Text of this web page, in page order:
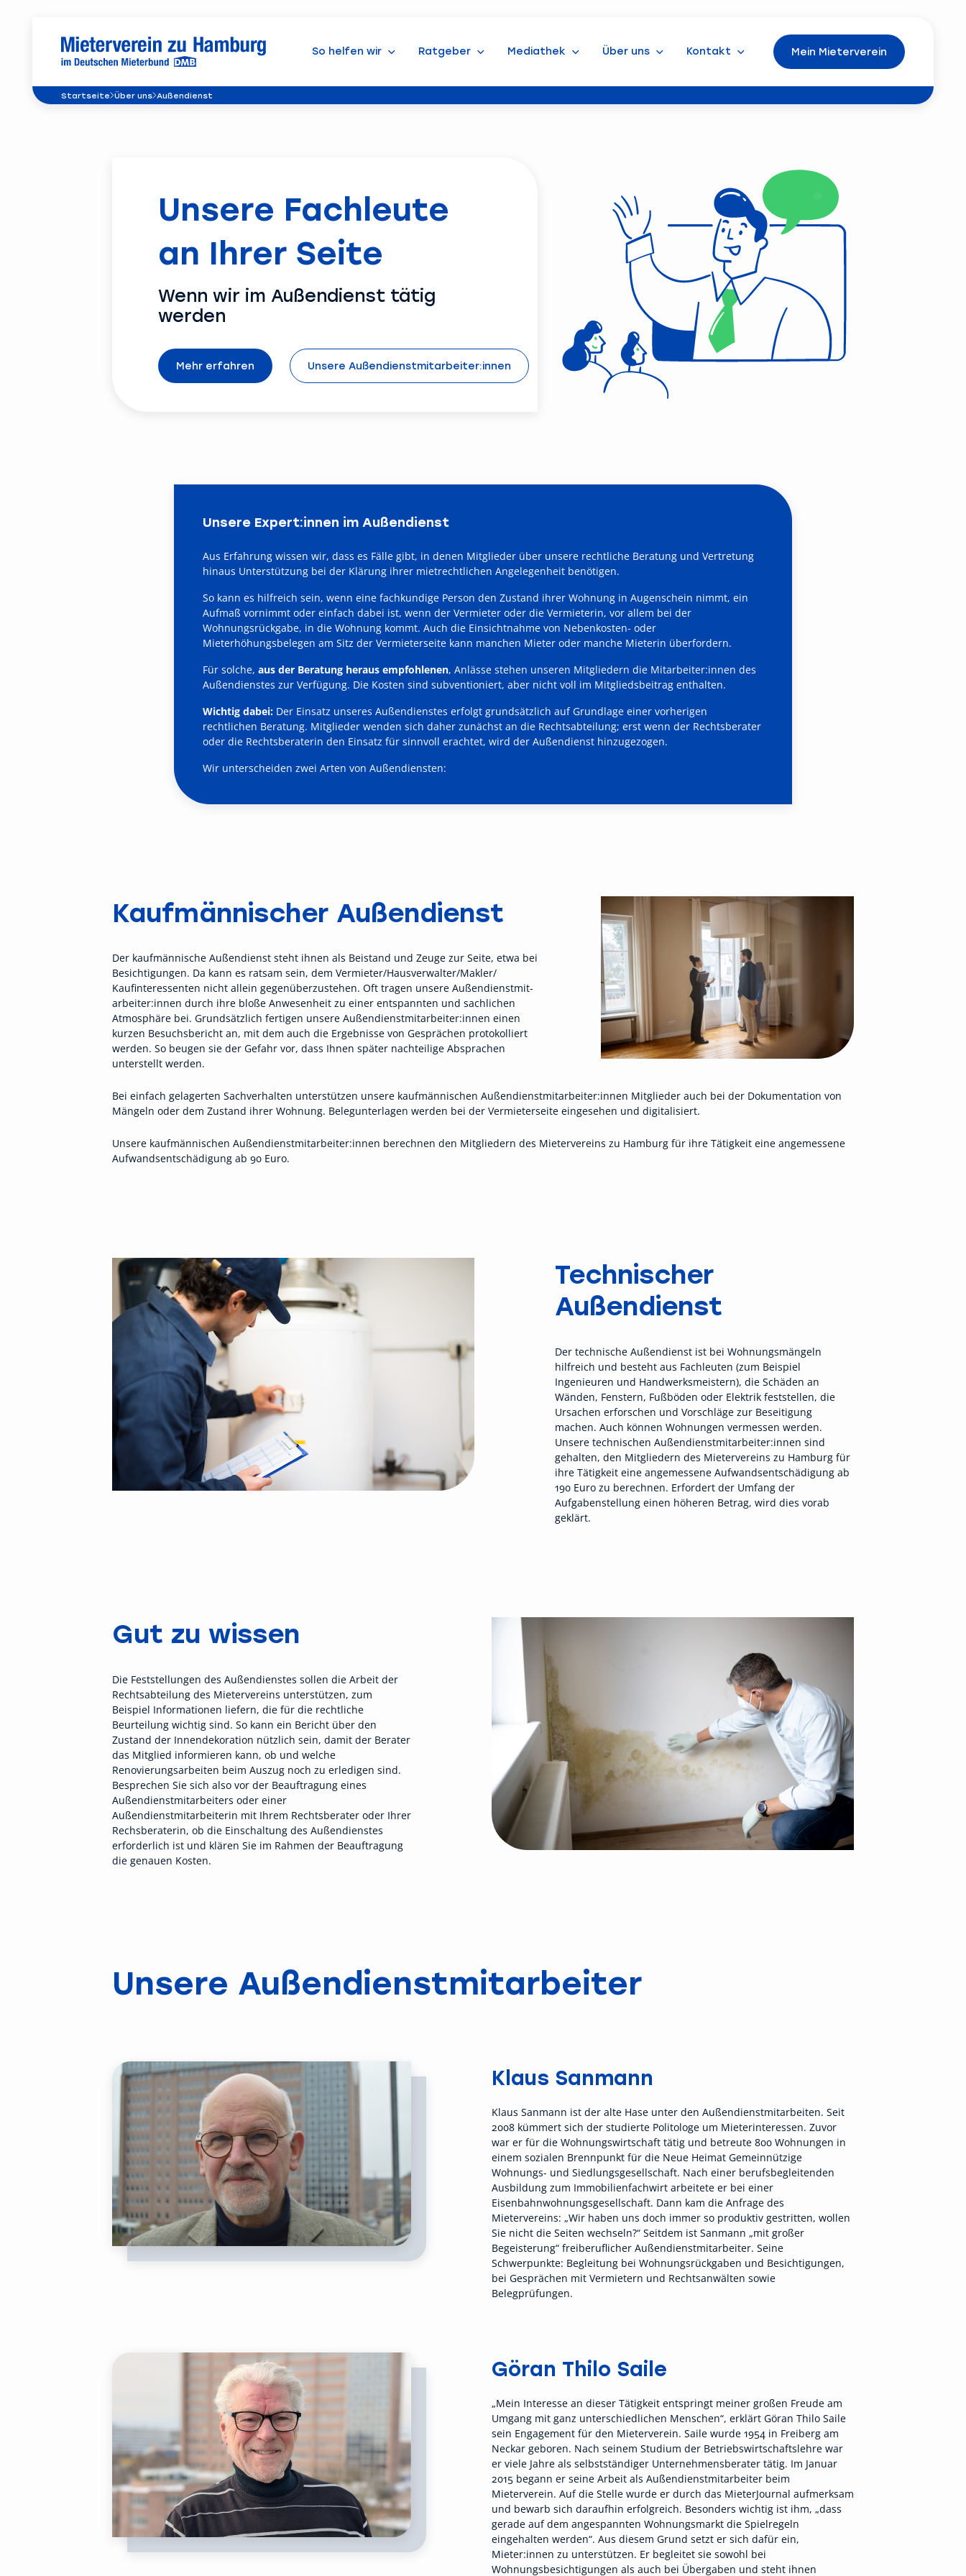
So helfen wir Ratgeber Mediathek Über uns Kontakt Mein Mieterverein
Startseite Über uns Außendienst
Unsere Fachleute
an Ihrer Seite
Wenn wir im Außendienst tätig
werden
Mehr erfahren Unsere Außendienstmitarbeiter:innen
Unsere Expert:innen im Außendienst
Aus Erfahrung wissen wir, dass es Fälle gibt, in denen Mitglieder über unsere rechtliche Beratung und Vertretung
hinaus Unterstützung bei der Klärung ihrer mietrechtlichen Angelegenheit benötigen.
So kann es hilfreich sein, wenn eine fachkundige Person den Zustand ihrer Wohnung in Augenschein nimmt, ein
Aufmaß vornimmt oder einfach dabei ist, wenn der Vermieter oder die Vermieterin, vor allem bei der
Wohnungsrückgabe, in die Wohnung kommt. Auch die Einsichtnahme von Nebenkosten- oder
Mieterhöhungsbelegen am Sitz der Vermieterseite kann manchen Mieter oder manche Mieterin überfordern.
Für solche, aus der Beratung heraus empfohlenen, Anlässe stehen unseren Mitgliedern die Mitarbeiter:innen des
Außendienstes zur Verfügung. Die Kosten sind subventioniert, aber nicht voll im Mitgliedsbeitrag enthalten.
Wichtig dabei: Der Einsatz unseres Außendienstes erfolgt grundsätzlich auf Grundlage einer vorherigen
rechtlichen Beratung. Mitglieder wenden sich daher zunächst an die Rechtsabteilung; erst wenn der Rechtsberater
oder die Rechtsberaterin den Einsatz für sinnvoll erachtet, wird der Außendienst hinzugezogen.
Wir unterscheiden zwei Arten von Außendiensten:
Kaufmännischer Außendienst
Der kaufmännische Außendienst steht ihnen als Beistand und Zeuge zur Seite, etwa bei
Besichtigungen. Da kann es ratsam sein, dem Vermieter/Hausverwalter/Makler/
Kaufinteressenten nicht allein gegenüberzustehen. Oft tragen unsere Außendienstmit-
arbeiter:innen durch ihre bloße Anwesenheit zu einer entspannten und sachlichen
Atmosphäre bei. Grundsätzlich fertigen unsere Außendienstmitarbeiter:innen einen
kurzen Besuchsbericht an, mit dem auch die Ergebnisse von Gesprächen protokolliert
werden. So beugen sie der Gefahr vor, dass Ihnen später nachteilige Absprachen
unterstellt werden.
Bei einfach gelagerten Sachverhalten unterstützen unsere kaufmännischen Außendienstmitarbeiter:innen Mitglieder auch bei der Dokumentation von
Mängeln oder dem Zustand ihrer Wohnung. Belegunterlagen werden bei der Vermieterseite eingesehen und digitalisiert.
Unsere kaufmännischen Außendienstmitarbeiter:innen berechnen den Mitgliedern des Mietervereins zu Hamburg für ihre Tätigkeit eine angemessene
Aufwandsentschädigung ab 90 Euro.
Technischer
Außendienst
Der technische Außendienst ist bei Wohnungsmängeln
hilfreich und besteht aus Fachleuten (zum Beispiel
Ingenieuren und Handwerksmeistern), die Schäden an
Wänden, Fenstern, Fußböden oder Elektrik feststellen, die
Ursachen erforschen und Vorschläge zur Beseitigung
machen. Auch können Wohnungen vermessen werden.
Unsere technischen Außendienstmitarbeiter:innen sind
gehalten, den Mitgliedern des Mietervereins zu Hamburg für
ihre Tätigkeit eine angemessene Aufwandsentschädigung ab
190 Euro zu berechnen. Erfordert der Umfang der
Aufgabenstellung einen höheren Betrag, wird dies vorab
geklärt.
Gut zu wissen
Die Feststellungen des Außendienstes sollen die Arbeit der
Rechtsabteilung des Mietervereins unterstützen, zum
Beispiel Informationen liefern, die für die rechtliche
Beurteilung wichtig sind. So kann ein Bericht über den
Zustand der Innendekoration nützlich sein, damit der Berater
das Mitglied informieren kann, ob und welche
Renovierungsarbeiten beim Auszug noch zu erledigen sind.
Besprechen Sie sich also vor der Beauftragung eines
Außendienstmitarbeiters oder einer
Außendienstmitarbeiterin mit Ihrem Rechtsberater oder Ihrer
Rechsberaterin, ob die Einschaltung des Außendienstes
erforderlich ist und klären Sie im Rahmen der Beauftragung
die genauen Kosten.
Unsere Außendienst­mitarbeiter
Klaus Sanmann
Klaus Sanmann ist der alte Hase unter den Außendienstmitarbeiten. Seit
2008 kümmert sich der studierte Politologe um Mieterinteressen. Zuvor
war er für die Wohnungswirtschaft tätig und betreute 800 Wohnungen in
einem sozialen Brennpunkt für die Neue Heimat Gemeinnützige
Wohnungs- und Siedlungsgesellschaft. Nach einer berufsbegleitenden
Ausbildung zum Immobilienfachwirt arbeitete er bei einer
Eisenbahnwohnungsgesellschaft. Dann kam die Anfrage des
Mietervereins: „Wir haben uns doch immer so produktiv gestritten, wollen
Sie nicht die Seiten wechseln?“ Seitdem ist Sanmann „mit großer
Begeisterung“ freiberuflicher Außendienstmitarbeiter. Seine
Schwerpunkte: Begleitung bei Wohnungsrückgaben und Besichtigungen,
bei Gesprächen mit Vermietern und Rechtsanwälten sowie
Belegprüfungen.
Göran Thilo Saile
„Mein Interesse an dieser Tätigkeit entspringt meiner großen Freude am
Umgang mit ganz unterschiedlichen Menschen“, erklärt Göran Thilo Saile
sein Engagement für den Mieterverein. Saile wurde 1954 in Freiberg am
Neckar geboren. Nach seinem Studium der Betriebswirtschaftslehre war
er viele Jahre als selbstständiger Unternehmensberater tätig. Im Januar
2015 begann er seine Arbeit als Außendienstmitarbeiter beim
Mieterverein. Auf die Stelle wurde er durch das MieterJournal aufmerksam
und bewarb sich daraufhin erfolgreich. Besonders wichtig ist ihm, „dass
gerade auf dem angespannten Wohnungsmarkt die Spielregeln
eingehalten werden“. Aus diesem Grund setzt er sich dafür ein,
Mieter:innen zu unterstützen. Er begleitet sie sowohl bei
Wohnungsbesichtigungen als auch bei Übergaben und steht ihnen